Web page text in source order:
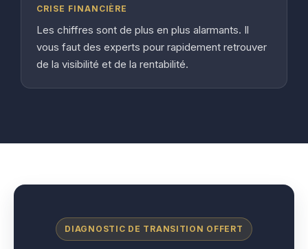
CRISE FINANCIÈRE
Les chiffres sont de plus en plus alarmants. Il
vous faut des experts pour rapidement retrouver
de la visibilité et de la rentabilité.
DIAGNOSTIC DE TRANSITION OFFERT